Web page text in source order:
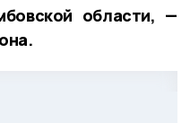
области, —